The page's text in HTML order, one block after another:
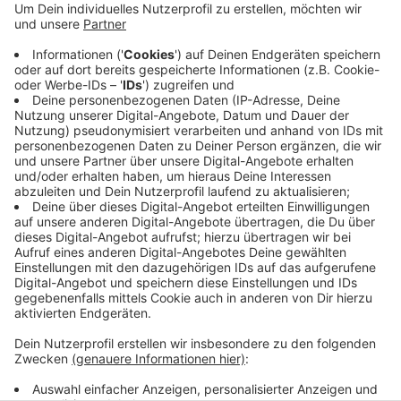
Stadtdirektor weitergeht, ist noch nicht klar. Der
wird auch mit politischen Mehrheiten im Rat
gewählt. Stadtdirektor ist Nocke nach dem
Austritt von Johannes Slawig im Juli letzten
Jahres geworden. Der Posten könnte theoretisch
auch neu besetzt werden.
Veröffentlicht:Dienstag, 30.09.2025 05:44
Anzeige
Anzeige